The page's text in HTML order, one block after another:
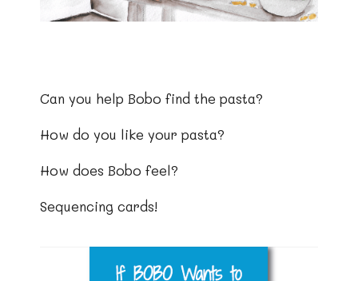
Can you help Bobo find the pasta?
How do you like your pasta?
How does Bobo feel?
Sequencing cards!